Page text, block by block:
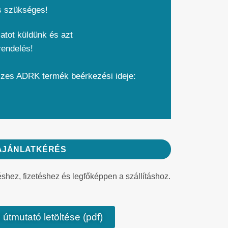
szükséges!
küldünk és azt
ADRK termék beérkezési ideje:
fizetéshez és legfőképpen a szállításhoz.
letöltése (pdf)